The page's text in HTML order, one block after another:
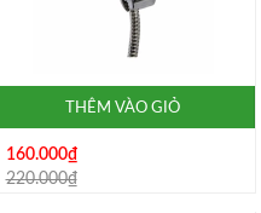
THÊM VÀO GIỎ
160.000₫
220.000₫